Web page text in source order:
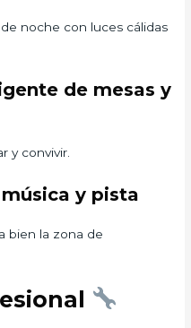
noche con luces cálidas
de mesas y
y convivir.
y pista
bien la zona de